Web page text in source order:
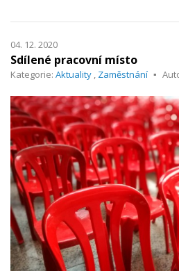
04. 12. 2020
Sdílené pracovní místo
Kategorie: Aktuality , Zaměstnání